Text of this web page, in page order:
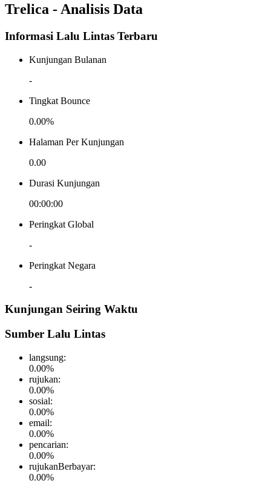
Trelica - Analisis Data
Informasi Lalu Lintas Terbaru
Kunjungan Bulanan
-
Tingkat Bounce
0.00%
Halaman Per Kunjungan
0.00
Durasi Kunjungan
00:00:00
Peringkat Global
-
Peringkat Negara
-
Kunjungan Seiring Waktu
Sumber Lalu Lintas
langsung:
0.00%
rujukan:
0.00%
sosial:
0.00%
email:
0.00%
pencarian:
0.00%
rujukanBerbayar:
0.00%